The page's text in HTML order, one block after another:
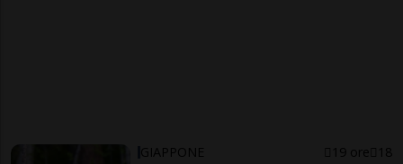
GIAPPONE 19 ore 18